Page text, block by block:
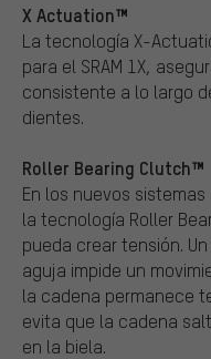
X Actuation™
La tecnología X-
para el SRAM 1X,
consistente a lo largo
dientes.
Roller Bearing Clutch™
En los nuevos sistemas
la tecnología Roller
pueda crear tensión.
aguja impide un
la cadena permanece
evita que la cadena
en la biela.